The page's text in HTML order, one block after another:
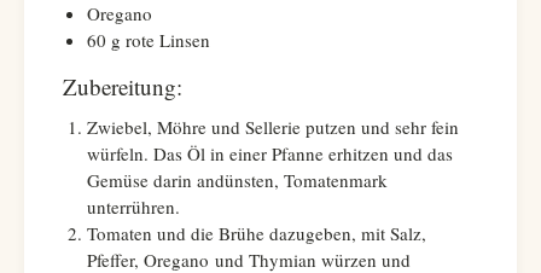
Oregano
60 g rote Linsen
Zubereitung:
Zwiebel, Möhre und Sellerie putzen und sehr fein
würfeln. Das Öl in einer Pfanne erhitzen und das
Gemüse darin andünsten, Tomatenmark
unterrühren.
Tomaten und die Brühe dazugeben, mit Salz,
Pfeffer, Oregano und Thymian würzen und